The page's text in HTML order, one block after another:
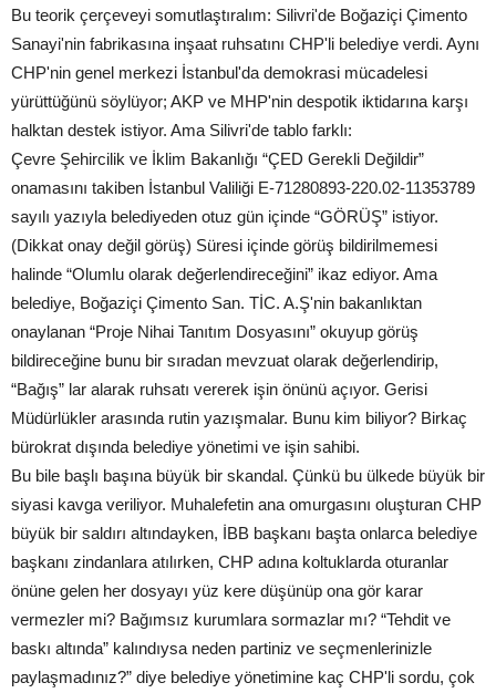
Bu teorik çerçeveyi somutlaştıralım: Silivri'de Boğaziçi Çimento
Sanayi'nin fabrikasına inşaat ruhsatını CHP'li belediye verdi. Aynı
CHP'nin genel merkezi İstanbul'da demokrasi mücadelesi
yürüttüğünü söylüyor; AKP ve MHP'nin despotik iktidarına karşı
halktan destek istiyor. Ama Silivri'de tablo farklı:
Çevre Şehircilik ve İklim Bakanlığı “ÇED Gerekli Değildir”
onamasını takiben İstanbul Valiliği E-71280893-220.02-11353789
sayılı yazıyla belediyeden otuz gün içinde “GÖRÜŞ” istiyor.
(Dikkat onay değil görüş) Süresi içinde görüş bildirilmemesi
halinde “Olumlu olarak değerlendireceğini” ikaz ediyor. Ama
belediye, Boğaziçi Çimento San. TİC. A.Ş'nin bakanlıktan
onaylanan “Proje Nihai Tanıtım Dosyasını” okuyup görüş
bildireceğine bunu bir sıradan mevzuat olarak değerlendirip,
“Bağış” lar alarak ruhsatı vererek işin önünü açıyor. Gerisi
Müdürlükler arasında rutin yazışmalar. Bunu kim biliyor? Birkaç
bürokrat dışında belediye yönetimi ve işin sahibi.
Bu bile başlı başına büyük bir skandal. Çünkü bu ülkede büyük bir
siyasi kavga veriliyor. Muhalefetin ana omurgasını oluşturan CHP
büyük bir saldırı altındayken, İBB başkanı başta onlarca belediye
başkanı zindanlara atılırken, CHP adına koltuklarda oturanlar
önüne gelen her dosyayı yüz kere düşünüp ona gör karar
vermezler mi? Bağımsız kurumlara sormazlar mı? “Tehdit ve
baskı altında” kalındıysa neden partiniz ve seçmenlerinizle
paylaşmadınız?” diye belediye yönetimine kaç CHP'li sordu, çok